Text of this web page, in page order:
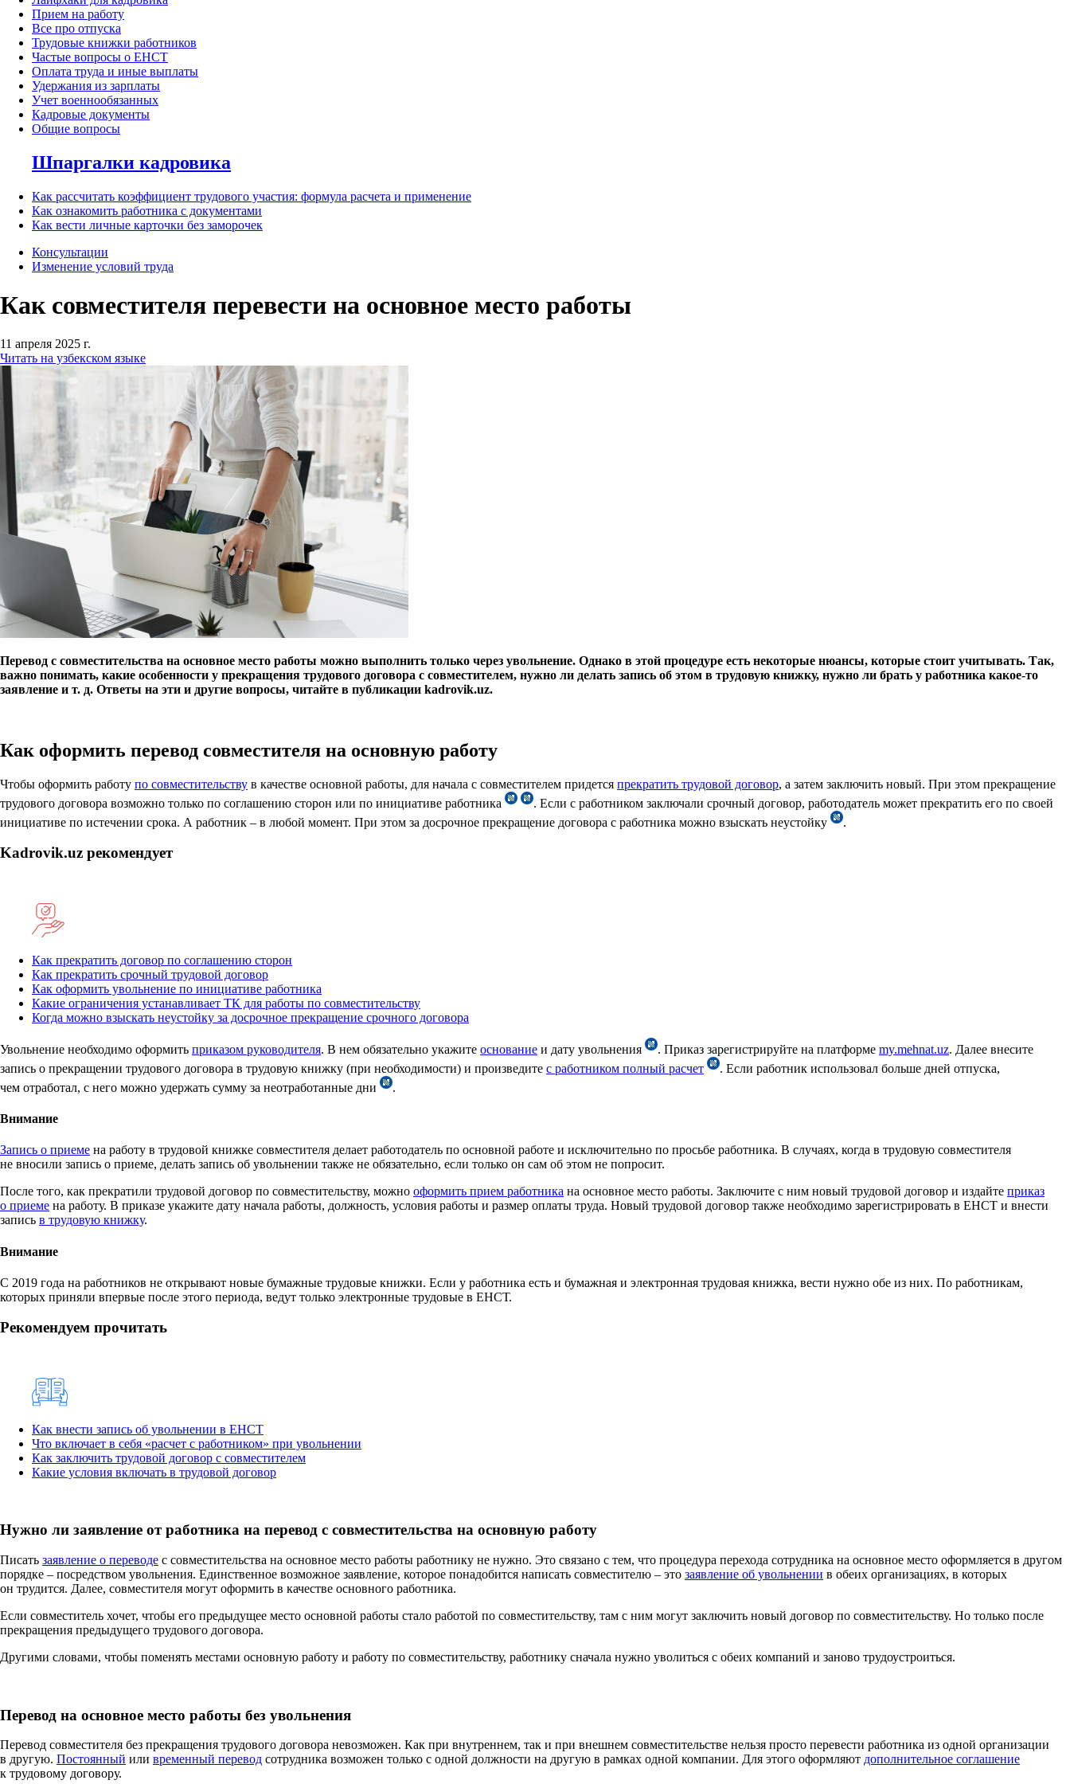
Прием на работу
Все про отпуска
Трудовые книжки работников
Частые вопросы о ЕНСТ
Оплата труда и иные выплаты
Удержания из зарплаты
Учет военнообязанных
Кадровые документы
Общие вопросы
Шпаргалки кадровика
Как рассчитать коэффициент трудового участия: формула расчета и применение
Как ознакомить работника с документами
Как вести личные карточки без заморочек
Консультации
Изменение условий труда
Как совместителя перевести на основное место работы
11 апреля 2025 г.
Читать на узбекском языке
Перевод с совместительства на основное место работы можно выполнить только через увольнение. Однако в этой процедуре есть некоторые нюансы, которые стоит учитывать. Так,
важно понимать, какие особенности у прекращения трудового договора с совместителем, нужно ли делать запись об этом в трудовую книжку, нужно ли брать у работника какое-то
заявление и т. д. Ответы на эти и другие вопросы, читайте в публикации kadrovik.uz.
Как оформить перевод совместителя на основную работу
Чтобы оформить работу по совместительству в качестве основной работы, для начала с совместителем придется прекратить трудовой договор, а затем заключить новый. При этом прекращение
трудового договора возможно только по соглашению сторон или по инициативе работника
. Если с работником заключали срочный договор, работодатель может прекратить его по своей
инициативе по истечении срока. А работник – в любой момент. При этом за досрочное прекращение договора с работника можно взыскать неустойку
.
Kadrovik.uz рекомендует
Как прекратить договор по соглашению сторон
Как прекратить срочный трудовой договор
Как оформить увольнение по инициативе работника
Какие ограничения устанавливает ТК для работы по совместительству
Когда можно взыскать неустойку за досрочное прекращение срочного договора
Увольнение необходимо оформить приказом руководителя. В нем обязательно укажите основание и дату увольнения . Приказ зарегистрируйте на платформе my.mehnat.uz. Далее внесите
запись о прекращении трудового договора в трудовую книжку (при необходимости) и произведите с работником полный расчет
. Если работник использовал больше дней отпуска,
чем отработал, с него можно удержать сумму за неотработанные дни
.
Внимание
Запись о приеме на работу в трудовой книжке совместителя делает работодатель по основной работе и исключительно по просьбе работника. В случаях, когда в трудовую совместителя
не вносили запись о приеме, делать запись об увольнении также не обязательно, если только он сам об этом не попросит.
После того, как прекратили трудовой договор по совместительству, можно оформить прием работника на основное место работы. Заключите с ним новый трудовой договор и издайте приказ
о приеме на работу. В приказе укажите дату начала работы, должность, условия работы и размер оплаты труда. Новый трудовой договор также необходимо зарегистрировать в ЕНСТ и внести
запись в трудовую книжку.
Внимание
С 2019 года на работников не открывают новые бумажные трудовые книжки. Если у работника есть и бумажная и электронная трудовая книжка, вести нужно обе из них. По работникам,
которых приняли впервые после этого периода, ведут только электронные трудовые в ЕНСТ.
Рекомендуем прочитать
Как внести запись об увольнении в ЕНСТ
Что включает в себя «расчет с работником» при увольнении
Как заключить трудовой договор с совместителем
Какие условия включать в трудовой договор
Нужно ли заявление от работника на перевод с совместительства на основную работу
Писать заявление о переводе с совместительства на основное место работы работнику не нужно. Это связано с тем, что процедура перехода сотрудника на основное место оформляется в другом
порядке – посредством увольнения. Единственное возможное заявление, которое понадобится написать совместителю – это заявление об увольнении в обеих организациях, в которых
он трудится. Далее, совместителя могут оформить в качестве основного работника.
Если совместитель хочет, чтобы его предыдущее место основной работы стало работой по совместительству, там с ним могут заключить новый договор по совместительству. Но только после
прекращения предыдущего трудового договора.
Другими словами, чтобы поменять местами основную работу и работу по совместительству, работнику сначала нужно уволиться с обеих компаний и заново трудоустроиться.
Перевод на основное место работы без увольнения
Перевод совместителя без прекращения трудового договора невозможен. Как при внутреннем, так и при внешнем совместительстве нельзя просто перевести работника из одной организации
в другую. Постоянный или временный перевод сотрудника возможен только с одной должности на другую в рамках одной компании. Для этого оформляют дополнительное соглашение
к трудовому договору.